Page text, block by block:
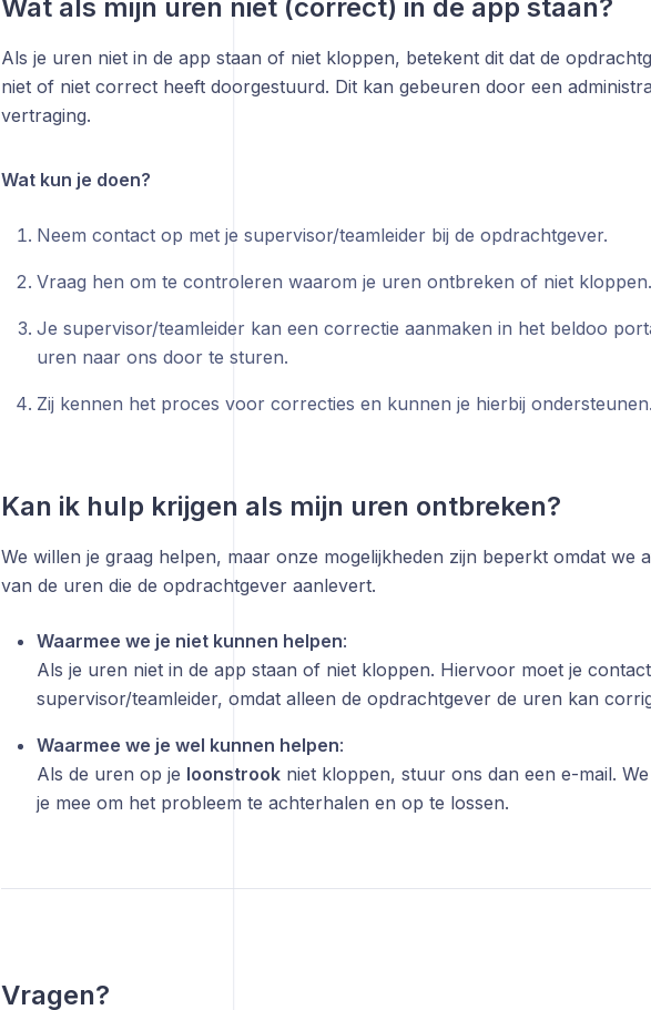
Wat als mijn uren niet (correct) in de app staan?
Als je uren niet in de app staan of niet kloppen, betekent dit dat de
niet of niet correct heeft doorgestuurd. Dit kan gebeuren door een
vertraging.
Wat kun je doen?
Neem contact op met je supervisor/teamleider bij de opdrachtgever.
Vraag hen om te controleren waarom je uren ontbreken of niet kloppen.
Je supervisor/teamleider kan een correctie aanmaken in het beldoo
uren naar ons door te sturen.
Zij kennen het proces voor correcties en kunnen je hierbij ondersteunen.
Kan ik hulp krijgen als mijn uren ontbreken?
We willen je graag helpen, maar onze mogelijkheden zijn beperkt omdat we
van de uren die de opdrachtgever aanlevert.
Waarmee we je niet kunnen helpen:
Als je uren niet in de app staan of niet kloppen. Hiervoor moet je
supervisor/teamleider, omdat alleen de opdrachtgever de uren kan
Waarmee we je wel kunnen helpen:
Als de uren op je loonstrookniet kloppen, stuur ons dan een e-mail.
je mee om het probleem te achterhalen en op te lossen.
Vragen?